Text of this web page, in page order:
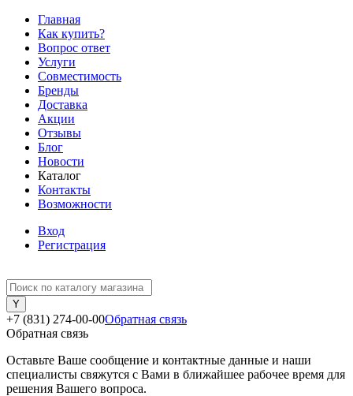
Главная
Как купить?
Вопрос ответ
Услуги
Совместимость
Бренды
Доставка
Акции
Отзывы
Блог
Новости
Каталог
Контакты
Возможности
Вход
Регистрация
+7 (831) 274-00-00Обратная связь
Обратная связь
Оставьте Ваше сообщение и контактные данные и наши
специалисты свяжутся с Вами в ближайшее рабочее время для
решения Вашего вопроса.